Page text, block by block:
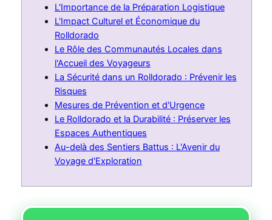
L'Importance de la Préparation Logistique
L'Impact Culturel et Économique du
Rolldorado
Le Rôle des Communautés Locales dans
l'Accueil des Voyageurs
La Sécurité dans un Rolldorado : Prévenir les
Risques
Mesures de Prévention et d'Urgence
Le Rolldorado et la Durabilité : Préserver les
Espaces Authentiques
Au-delà des Sentiers Battus : L'Avenir du
Voyage d'Exploration